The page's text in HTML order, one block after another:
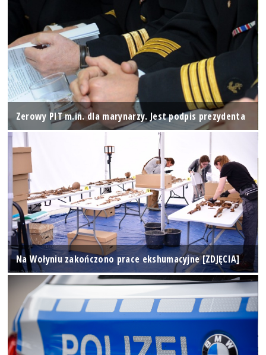
Zerowy PIT m.in. dla marynarzy. Jest podpis prezydenta
Na Wołyniu zakończono prace ekshumacyjne [ZDJĘCIA]